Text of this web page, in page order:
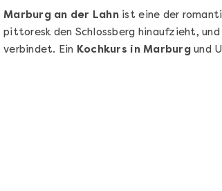
Marburg an der Lahnist eine der
pittoresk den Schlossberg hinaufzieht,
verbindet. Ein Kochkurs in Marburgund